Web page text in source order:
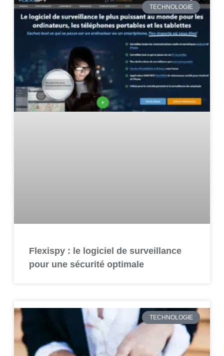
TECHNOLOGIE
Flexispy : le logiciel de surveillance
pour une sécurité optimale
TECHNOLOGIE